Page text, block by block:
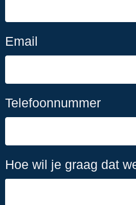
Email
Telefoonnummer
Hoe wil je graag dat